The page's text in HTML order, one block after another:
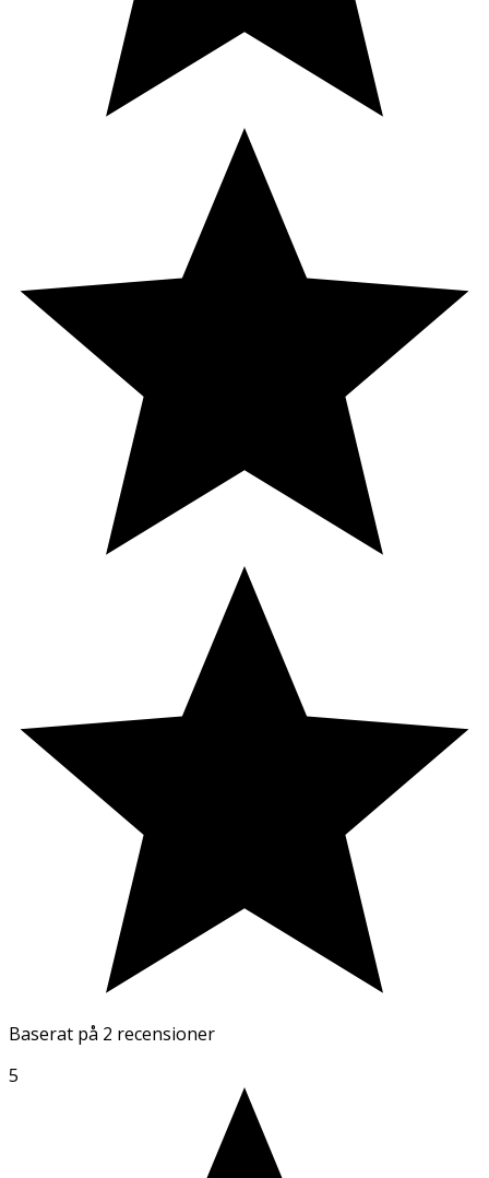
Baserat på 2 recensioner
5